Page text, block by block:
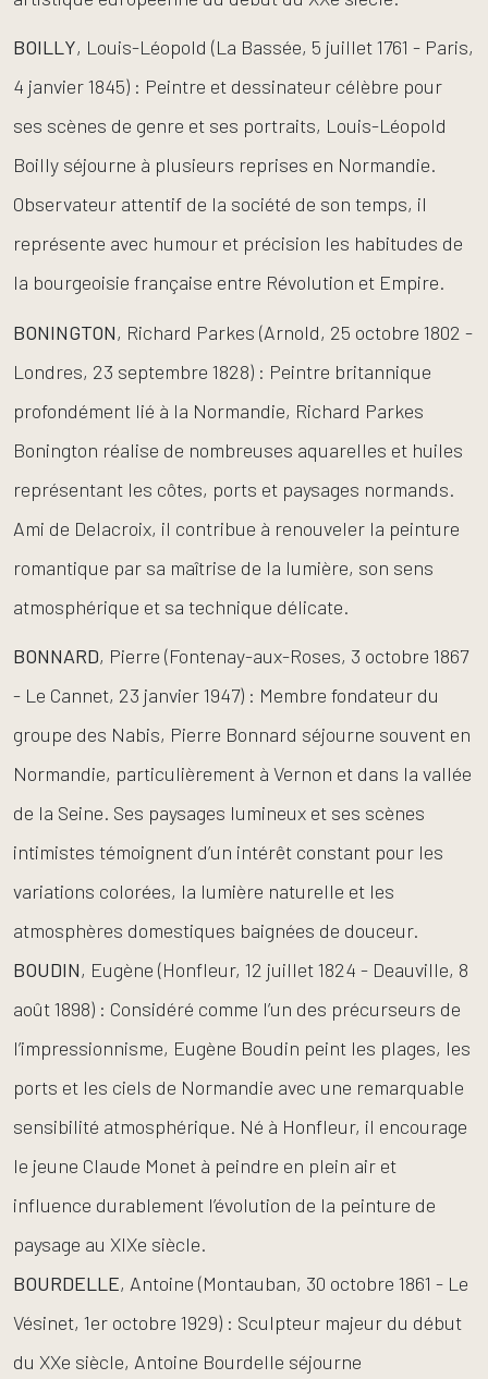
BOILLY, Louis-Léopold (La Bassée, 5 juillet 1761 - Paris,
4 janvier 1845) : Peintre et dessinateur célèbre pour
ses scènes de genre et ses portraits, Louis-Léopold
Boilly séjourne à plusieurs reprises en Normandie.
Observateur attentif de la société de son temps, il
représente avec humour et précision les habitudes de
la bourgeoisie française entre Révolution et Empire.
BONINGTON, Richard Parkes (Arnold, 25 octobre 1802 -
Londres, 23 septembre 1828) : Peintre britannique
profondément lié à la Normandie, Richard Parkes
Bonington réalise de nombreuses aquarelles et huiles
représentant les côtes, ports et paysages normands.
Ami de Delacroix, il contribue à renouveler la peinture
romantique par sa maîtrise de la lumière, son sens
atmosphérique et sa technique délicate.
BONNARD, Pierre (Fontenay-aux-Roses, 3 octobre 1867
- Le Cannet, 23 janvier 1947) : Membre fondateur du
groupe des Nabis, Pierre Bonnard séjourne souvent en
Normandie, particulièrement à Vernon et dans la vallée
de la Seine. Ses paysages lumineux et ses scènes
intimistes témoignent d’un intérêt constant pour les
variations colorées, la lumière naturelle et les
atmosphères domestiques baignées de douceur.
BOUDIN, Eugène (Honfleur, 12 juillet 1824 - Deauville, 8
août 1898) : Considéré comme l’un des précurseurs de
l’impressionnisme, Eugène Boudin peint les plages, les
ports et les ciels de Normandie avec une remarquable
sensibilité atmosphérique. Né à Honfleur, il encourage
le jeune Claude Monet à peindre en plein air et
influence durablement l’évolution de la peinture de
paysage au XIXe siècle.
BOURDELLE, Antoine (Montauban, 30 octobre 1861 - Le
Vésinet, 1er octobre 1929) : Sculpteur majeur du début
du XXe siècle, Antoine Bourdelle séjourne